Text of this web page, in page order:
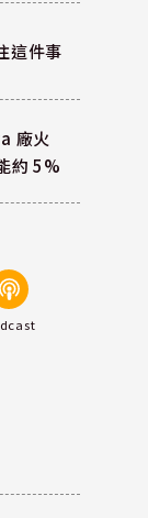
這件事
廠火
約 5%